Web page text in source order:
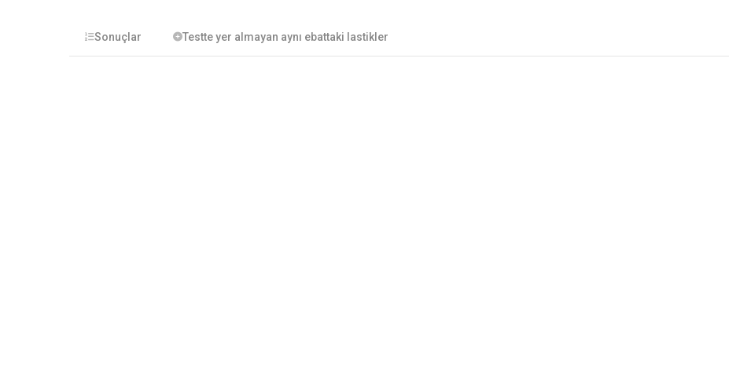
Sonuçlar Testte yer almayan aynı ebattaki lastikler